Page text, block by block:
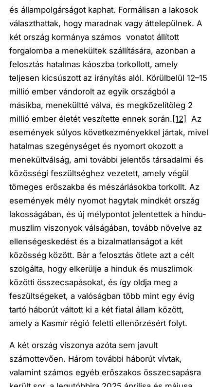
és állampolgárságot kaphat. Formálisan a lakosok
választhattak, hogy maradnak vagy áttelepülnek. A
két ország kormánya számos vonatot állított
forgalomba a menekültek szállítására, azonban a
felosztás hatalmas káoszba torkollott, amely
teljesen kicsúszott az irányítás alól. Körülbelül 12–15
millió ember vándorolt az egyik országból a
másikba, menekültté válva, és megközelítőleg 2
millió ember életét veszítette ennek során. [12]
Az
események súlyos következményekkel jártak, mivel
hatalmas szegénységet és nyomort okozott a
menekültválság, ami további jelentős társadalmi és
közösségi feszültséghez vezetett, amely végül
tömeges erőszakba és mészárlásokba torkollt. Az
események mély nyomot hagytak mindkét ország
lakosságában, és új mélypontot jelentettek a hindu-
muszlim viszonyok válságában, tovább növelve az
ellenségeskedést és a bizalmatlanságot a két
közösség között. Bár a felosztás ötlete azt a célt
szolgálta, hogy elkerülje a hinduk és muszlimok
közötti összecsapásokat, és így oldja meg a
feszültségeket, a valóságban több mint egy évig
tartó háborút váltott ki a két fiatal állam között,
amely a Kasmír régió feletti ellenőrzésért folyt.
A két ország viszonya azóta sem javult
számottevően. Három további háborút vívtak,
valamint számos egyéb erőszakos összecsapásra